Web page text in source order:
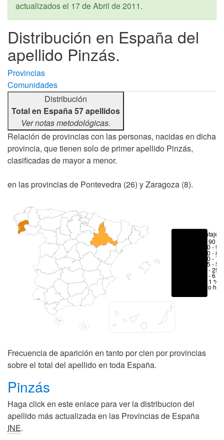
actualizados el 17 de Abril de 2011.
Distribución en España del
apellido Pinzás.
Provincias
Comunidades
Distribución
Total en España 57 apellidos
Ver notas metodológicas.
Relación de provincias con las personas, nacidas en dicha
provincia, que tienen solo de primer apellido Pinzás,
clasificadas de mayor a menor.
en las provincias de Pontevedra (26) y Zaragoza (8).
Porcentajes
> 90 %
80 -
70 -
50 -
25 -
6 - 25
1 - 6 %
< 1 %
No hay
Frecuencia de aparición en tanto por cien por provincias
sobre el total del apellido en toda España.
Pinzás
Haga click en este enlace para ver la distribucion del
apellido más actualizada en las Provincias de España
INE.